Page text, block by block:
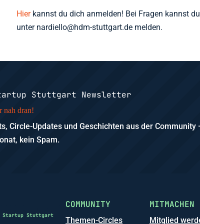
Hierkannst du dich anmelden! Bei Fragen kannst
unter nardiello@hdm-stuttgart.de melden.
Stuttgart Newsletter
nah dran!
Circle-Updates und Geschichten aus der Community
kein Spam.
Startup Stuttgart
COMMUNITY
Themen-Circles
MITMACHEN
Mitglied